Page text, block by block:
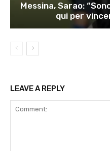
Messina, Sarao:
qui per
LEAVE A REPLY